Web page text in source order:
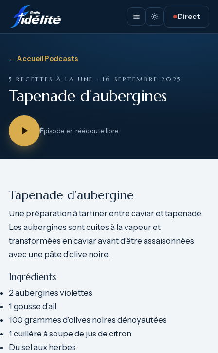
Direct
← Accueil·Podcasts
5 RECETTES À LA UNE · 16 SEPTEMBRE 2025
Tapenade d’aubergines
Épisode en réécoute libre
Tapenade d’aubergine
Une préparation à tartiner entre caviar et tapenade.
Les aubergines sont cuites à la vapeur et
transformées en caviar avant d’être assaisonnées
avec une pâte d’olive noire.
Ingrédients
2 aubergines violettes
1 gousse d’ail
100 grammes d’olives noires dénoyautées
1 cuillère à soupe de jus de citron
Du sel aux herbes